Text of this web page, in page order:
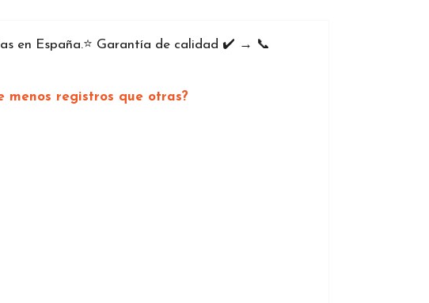
en España.⭐️ Garantía de calidad ✔️ → 📞
menos registros que otras?